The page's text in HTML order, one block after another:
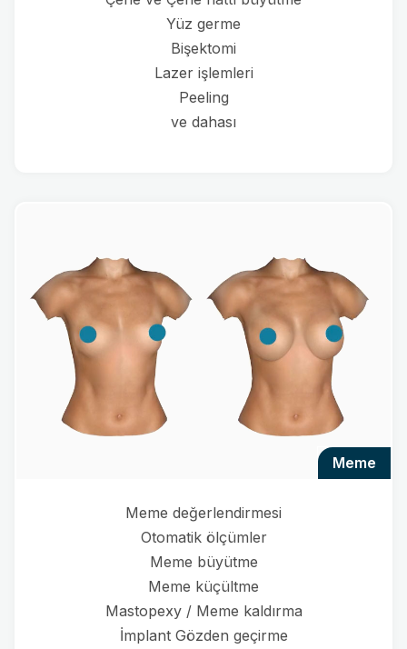
Yüz germe
Bişektomi
Lazer işlemleri
Peeling
ve dahası
meme
Meme değerlendirmesi
Otomatik ölçümler
Meme büyütme
Meme küçültme
Mastopexy / Meme kaldırma
İmplant Gözden geçirme